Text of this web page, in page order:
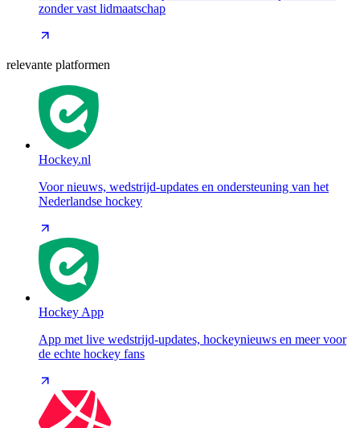
zonder vast lidmaatschap
relevante platformen
Hockey.nl
Voor nieuws, wedstrijd-updates en ondersteuning van het
Nederlandse hockey
Hockey App
App met live wedstrijd-updates, hockeynieuws en meer voor
de echte hockey fans